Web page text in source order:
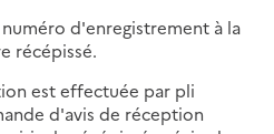
d'enregistrement à la
récépissé.
est effectuée par pli
d'avis de réception